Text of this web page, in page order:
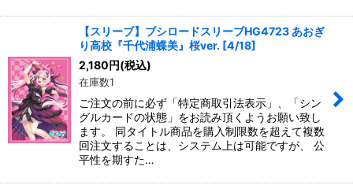
【スリーブ】ブシロードスリーブHG4723 あおぎ
り高校『千代浦蝶美』桜ver. [4/18]
2,180円(税込)
在庫数1
ご注文の前に必ず「特定商取引法表示」、「シン
グルカードの状態」をお読み頂くようお願い致し
ます。 同タイトル商品を購入制限数を超えて複数
回注文することは、システム上は可能ですが、 公
平性を期すた…